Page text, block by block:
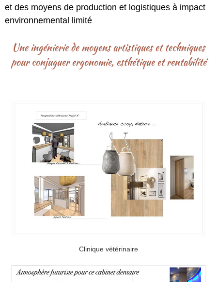
et des moyens de production et logistiques à impact
environnemental limité
Une ingénierie de moyens artistiques et techniques
pour conjuguer ergonomie, esthétique et rentabilité
Clinique vétérinaire